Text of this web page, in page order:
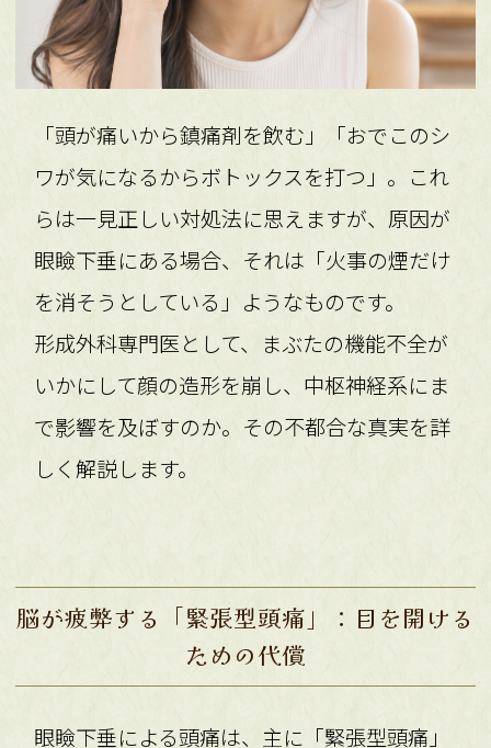
「頭が痛いから鎮痛剤を飲む」「おでこのシ
ワが気になるからボトックスを打つ」。これ
らは一見正しい対処法に思えますが、原因が
眼瞼下垂にある場合、それは「火事の煙だけ
を消そうとしている」ようなものです。
形成外科専門医として、まぶたの機能不全が
いかにして顔の造形を崩し、中枢神経系にま
で影響を及ぼすのか。その不都合な真実を詳
しく解説します。
脳が疲弊する「緊張型頭痛」：目を開ける
ための代償
眼瞼下垂による頭痛は、主に「緊張型頭痛」